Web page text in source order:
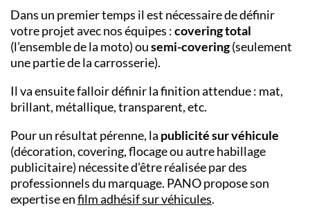
Dans un premier temps il est nécessaire de définir
votre projet avec nos équipes :covering total
(l’ensemble de la moto) ousemi-covering(seulement
une partie de la carrosserie).
Il va ensuite falloir définir la finition attendue : mat,
brillant, métallique, transparent, etc.
Pour un résultat pérenne, la publicité sur véhicule
(décoration, covering, flocage ou autre habillage
publicitaire) nécessite d’être réalisée par des
professionnels du marquage. PANO propose son
expertise enfilm adhésif sur véhicules.